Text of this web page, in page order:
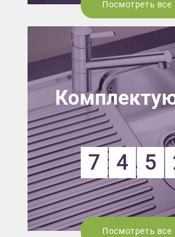
Посмотреть все
7 4 5
Посмотреть все